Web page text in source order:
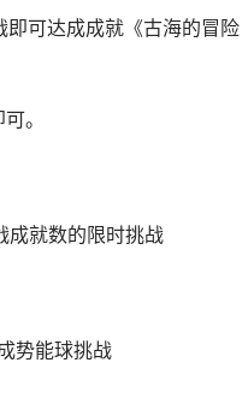
即可达成成就《古海的冒险
。
成就数的限时挑战
势能球挑战